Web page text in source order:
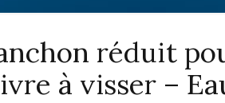
réduit
à visser –